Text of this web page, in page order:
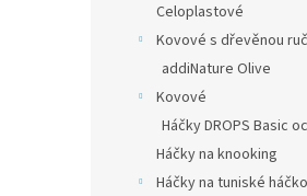
Celoplastové
Kovové s dřevěnou
addiNature Olive
Kovové
Háčky DROPS Basic
Háčky na knooking
Háčky na tuniské